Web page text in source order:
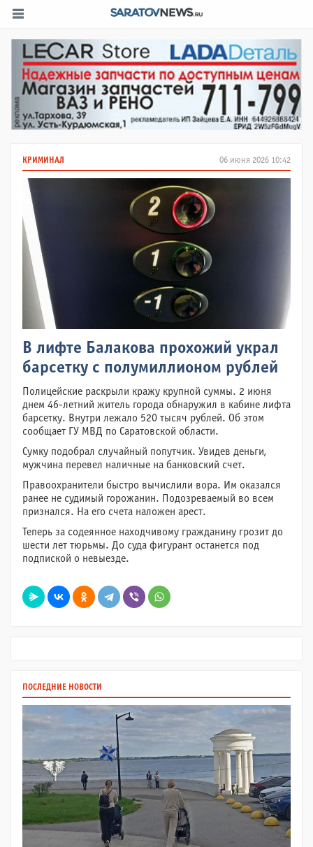
06 июня 2026 10:42
КРИМИНАЛ
В лифте Балакова прохожий украл
барсетку с полумиллионом рублей
Полицейские раскрыли кражу крупной суммы. 2 июня
днем 46-летний житель города обнаружил в кабине лифта
барсетку. Внутри лежало 520 тысяч рублей. Об этом
сообщает ГУ МВД по Саратовской области.
Сумку подобрал случайный попутчик. Увидев деньги,
мужчина перевел наличные на банковский счет.
Правоохранители быстро вычислили вора. Им оказался
ранее не судимый горожанин. Подозреваемый во всем
признался. На его счета наложен арест.
Теперь за содеянное находчивому гражданину грозит до
шести лет тюрьмы. До суда фигурант останется под
подпиской о невыезде.
ПОСЛЕДНИЕ НОВОСТИ